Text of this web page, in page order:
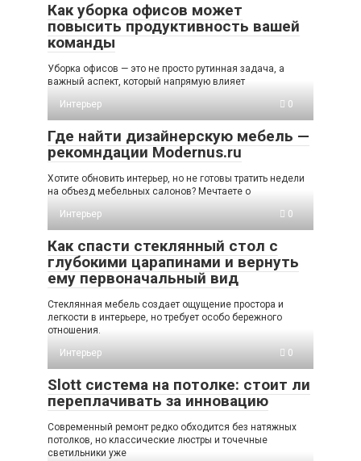
Как уборка офисов может
повысить продуктивность вашей
команды
Уборка офисов — это не просто рутинная задача, а
важный аспект, который напрямую влияет
Интерьер
0
Где найти дизайнерскую мебель —
рекомндации Modernus.ru
Хотите обновить интерьер, но не готовы тратить недели
на объезд мебельных салонов? Мечтаете о
Интерьер
0
Как спасти стеклянный стол с
глубокими царапинами и вернуть
ему первоначальный вид
Стеклянная мебель создает ощущение простора и
легкости в интерьере, но требует особо бережного
отношения.
Интерьер
0
Slott система на потолке: стоит ли
переплачивать за инновацию
Современный ремонт редко обходится без натяжных
потолков, но классические люстры и точечные
светильники уже